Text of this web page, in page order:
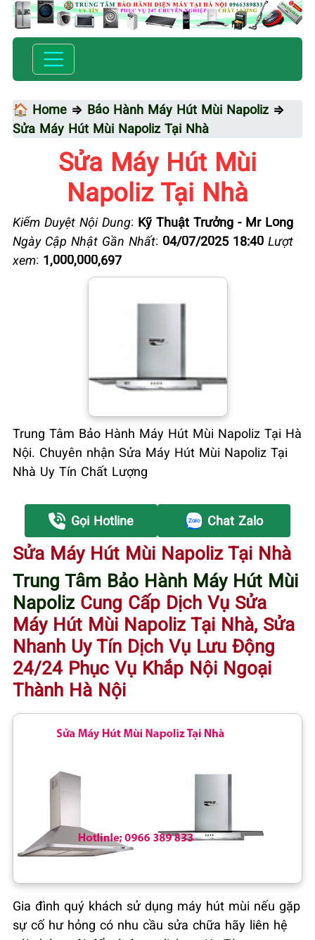
🏠 Home ⇒ Bảo Hành Máy Hút Mùi Napoliz ⇒
Sửa Máy Hút Mùi Napoliz Tại Nhà
Sửa Máy Hút Mùi
Napoliz Tại Nhà
Kiểm Duyệt Nội Dung: Kỹ Thuật Trưởng - Mr Long
Ngày Cập Nhật Gần Nhất: 04/07/2025 18:40 Lượt
xem: 1,000,000,697
Trung Tâm Bảo Hành Máy Hút Mùi Napoliz Tại Hà
Nội. Chuyên nhận Sửa Máy Hút Mùi Napoliz Tại
Nhà Uy Tín Chất Lượng
Gọi Hotline Chat Zalo
Sửa Máy Hút Mùi Napoliz Tại Nhà
Trung Tâm Bảo Hành Máy Hút Mùi
Napoliz Cung Cấp Dịch Vụ Sửa
Máy Hút Mùi Napoliz Tại Nhà, Sửa
Nhanh Uy Tín Dịch Vụ Lưu Động
24/24 Phục Vụ Khắp Nội Ngoại
Thành Hà Nội
Gia đình quý khách sử dụng máy hút mùi nếu gặp
sự cố hư hỏng có nhu cầu sửa chữa hãy liên hệ